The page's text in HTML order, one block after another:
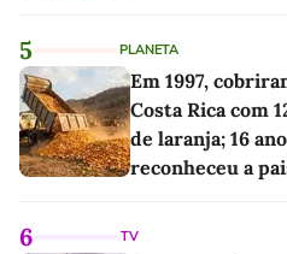
5 PLANETA
Em 1997,
Costa Rica com
de laranja; 16
reconheceu a
6 TV